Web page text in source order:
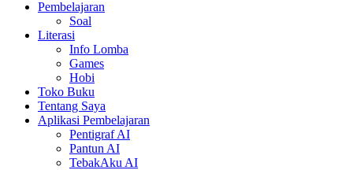
Pembelajaran
Soal
Literasi
Info Lomba
Games
Hobi
Toko Buku
Tentang Saya
Aplikasi Pembelajaran
Pentigraf AI
Pantun AI
TebakAku AI